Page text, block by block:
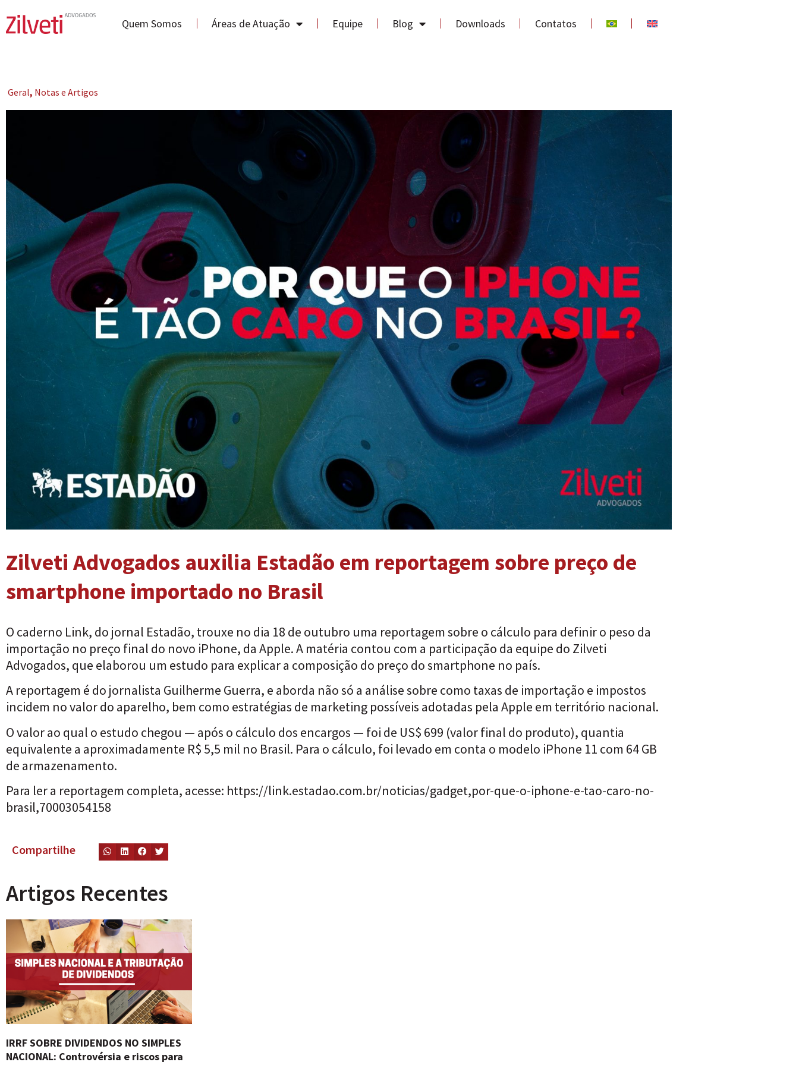
Quem Somos Áreas de Atuação Equipe Blog Downloads Contatos
Geral, Notas e Artigos
Zilveti Advogados auxilia Estadão em reportagem sobre preço de
smartphone importado no Brasil
O caderno Link, do jornal Estadão, trouxe no dia 18 de outubro uma reportagem sobre o cálculo para definir o peso da
importação no preço final do novo iPhone, da Apple. A matéria contou com a participação da equipe do Zilveti
Advogados, que elaborou um estudo para explicar a composição do preço do smartphone no país.
A reportagem é do jornalista Guilherme Guerra, e aborda não só a análise sobre como taxas de importação e impostos
incidem no valor do aparelho, bem como estratégias de marketing possíveis adotadas pela Apple em território nacional.
O valor ao qual o estudo chegou — após o cálculo dos encargos — foi de US$ 699 (valor final do produto), quantia
equivalente a aproximadamente R$ 5,5 mil no Brasil. Para o cálculo, foi levado em conta o modelo iPhone 11 com 64 GB
de armazenamento.
Para ler a reportagem completa, acesse: https://link.estadao.com.br/noticias/gadget,por-que-o-iphone-e-tao-caro-no-
brasil,70003054158
Compartilhe
Artigos Recentes
IRRF SOBRE DIVIDENDOS NO SIMPLES
NACIONAL: Controvérsia e riscos para